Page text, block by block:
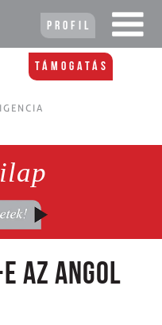
Profil
Támogatás
az angol